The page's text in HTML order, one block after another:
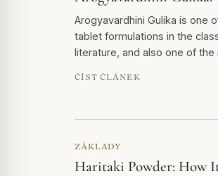
Arogyavardhini Gulika is one
tablet formulations in the
literature, and also one of
ČÍST ČLÁNEK
ZÁKLADY
Haritaki Powder: How